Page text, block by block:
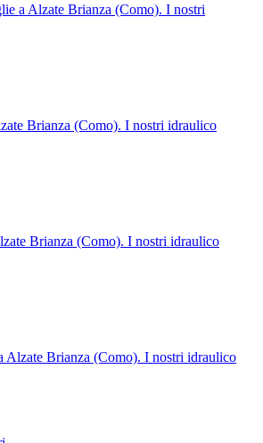
a Alzate Brianza (Como). I nostri
Brianza (Como). I nostri idraulico
Brianza (Como). I nostri idraulico
Alzate Brianza (Como). I nostri idraulico